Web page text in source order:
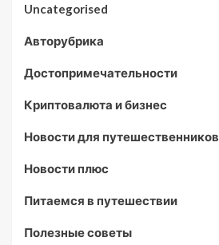
Uncategorised
Авторубрика
Достопримечательности
Криптовалюта и бизнес
Новости для путешественников
Новости плюс
Питаемся в путешествии
Полезные советы